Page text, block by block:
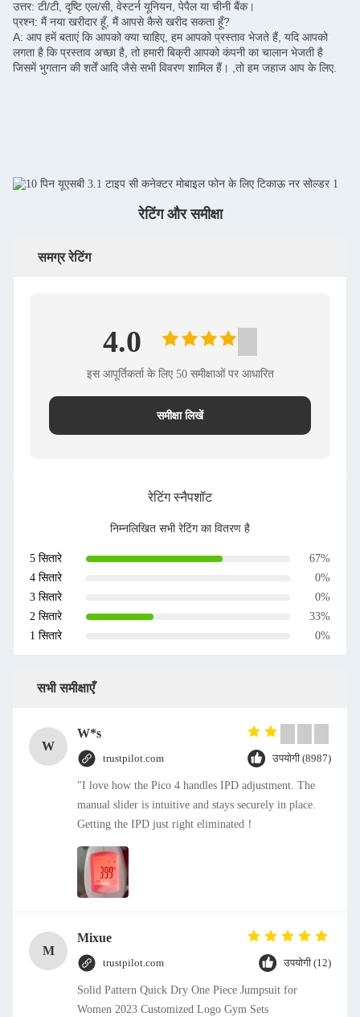
उत्तर: टी/टी, दृष्टि एल/सी, वेस्टर्न यूनियन, पेपैल या चीनी बैंक।
प्रश्न: मैं नया खरीदार हूँ, मैं आपसे कैसे खरीद सकता हूँ?
A: आप हमें बताएं कि आपको क्या चाहिए, हम आपको प्रस्ताव भेजते हैं, यदि आपको
लगता है कि प्रस्ताव अच्छा है, तो हमारी बिक्री आपको कंपनी का चालान भेजती है
जिसमें भुगतान की शर्तें आदि जैसे सभी विवरण शामिल हैं। ,तो हम जहाज आप के लिए.
रेटिंग और समीक्षा
समग्र रेटिंग
4.0
इस आपूर्तिकर्ता के लिए 50 समीक्षाओं पर आधारित
समीक्षा लिखें
रेटिंग स्नैपशॉट
निम्नलिखित सभी रेटिंग का वितरण है
5 सितारे
67%
4 सितारे
0%
3 सितारे
0%
2 सितारे
33%
1 सितारे
0%
सभी समीक्षाएँ
W
W*s
trustpilot.com उपयोगी (8987)
"I love how the Pico 4 handles IPD adjustment. The
manual slider is intuitive and stays securely in place.
Getting the IPD just right eliminated！
M
Mixue
trustpilot.com उपयोगी (12)
Solid Pattern Quick Dry One Piece Jumpsuit for
Women 2023 Customized Logo Gym Sets